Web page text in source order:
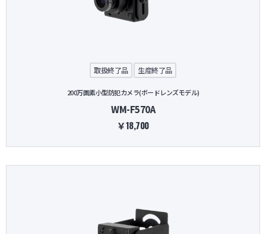
取扱終了品 生産終了品
200万画素小型防犯カメラ(ボードレンズモデル)
WM-F570A
￥18,700